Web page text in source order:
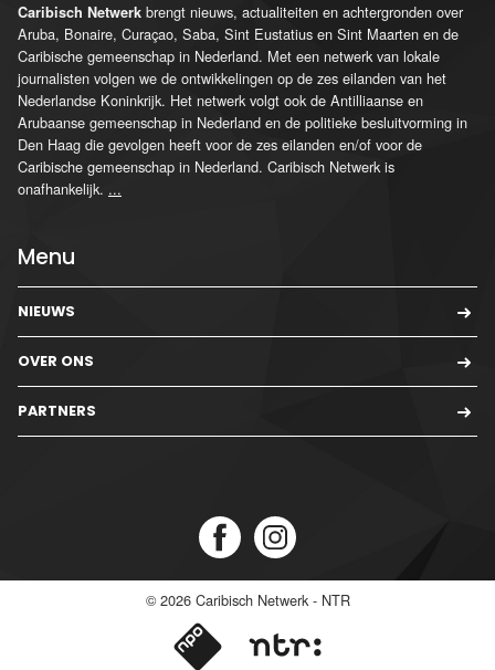
Caribisch Netwerk brengt nieuws, actualiteiten en achtergronden over
Aruba, Bonaire, Curaçao, Saba, Sint Eustatius en Sint Maarten en de
Caribische gemeenschap in Nederland. Met een netwerk van lokale
journalisten volgen we de ontwikkelingen op de zes eilanden van het
Nederlandse Koninkrijk. Het netwerk volgt ook de Antilliaanse en
Arubaanse gemeenschap in Nederland en de politieke besluitvorming in
Den Haag die gevolgen heeft voor de zes eilanden en/of voor de
Caribische gemeenschap in Nederland. Caribisch Netwerk is
onafhankelijk. ...
Menu
NIEUWS
OVER ONS
PARTNERS
© 2026 Caribisch Netwerk - NTR